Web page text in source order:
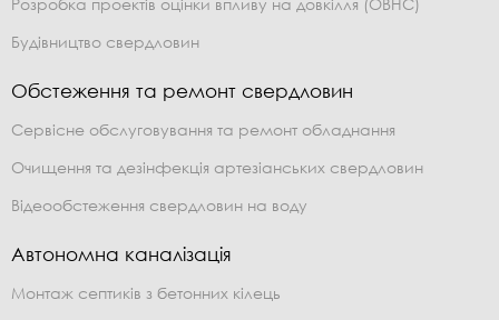
Розробка проектів оцінки впливу на довкілля (ОВНС)
Будівництво свердловин
Обстеження та ремонт свердловин
Сервісне обслуговування та ремонт обладнання
Очищення та дезінфекція артезіанських свердловин
Відеообстеження свердловин на воду
Автономна каналізація
Монтаж септиків з бетонних кілець